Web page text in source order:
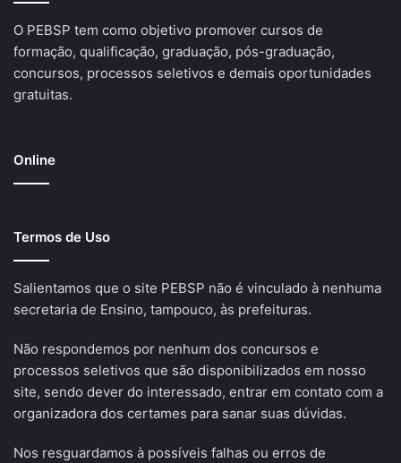
O PEBSP tem como objetivo promover cursos de
formação, qualificação, graduação, pós-graduação,
concursos, processos seletivos e demais oportunidades
gratuitas.
Online
Termos de Uso
Salientamos que o site PEBSP não é vinculado à nenhuma
secretaria de Ensino, tampouco, às prefeituras.
Não respondemos por nenhum dos concursos e
processos seletivos que são disponibilizados em nosso
site, sendo dever do interessado, entrar em contato com a
organizadora dos certames para sanar suas dúvidas.
Nos resguardamos à possíveis falhas ou erros de